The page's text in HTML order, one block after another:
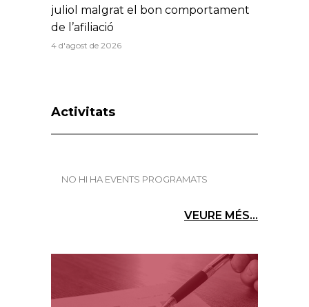
juliol malgrat el bon comportament
de l’afiliació
4 d'agost de 2026
Activitats
NO HI HA EVENTS PROGRAMATS
VEURE MÉS...